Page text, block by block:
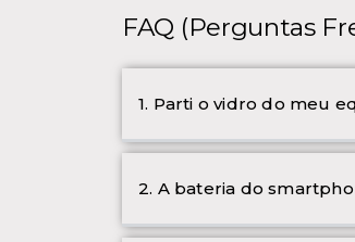
FAQ (Perguntas
1. Parti o vidro do meu
2. A bateria do